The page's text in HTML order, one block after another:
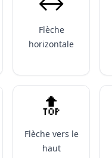
Flèche
horizontale
🔝
Flèche vers le
haut